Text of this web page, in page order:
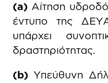
(a) Αίτηση
έντυπο της
υπάρχει
δραστηριότητας.
(b) Υπεύθυνη